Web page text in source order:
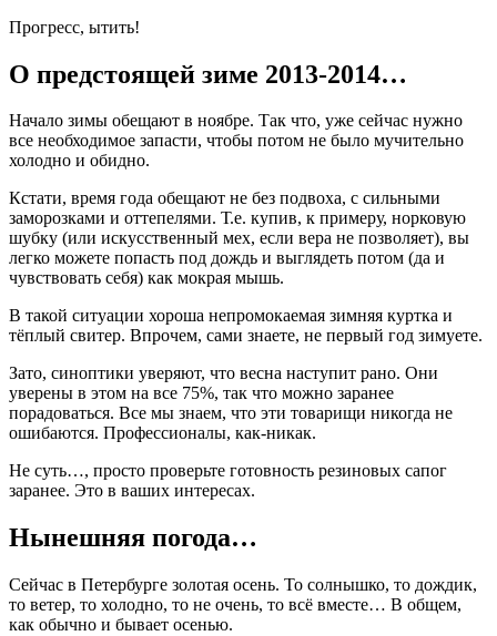
Прогресс, ытить!
О предстоящей зиме 2013-2014…
Начало зимы обещают в ноябре. Так что, уже сейчас нужно
все необходимое запасти, чтобы потом не было мучительно
холодно и обидно.
Кстати, время года обещают не без подвоха, с сильными
заморозками и оттепелями. Т.е. купив, к примеру, норковую
шубку (или искусственный мех, если вера не позволяет), вы
легко можете попасть под дождь и выглядеть потом (да и
чувствовать себя) как мокрая мышь.
В такой ситуации хороша непромокаемая зимняя куртка и
тёплый свитер. Впрочем, сами знаете, не первый год зимуете.
Зато, синоптики уверяют, что весна наступит рано. Они
уверены в этом на все 75%, так что можно заранее
порадоваться. Все мы знаем, что эти товарищи никогда не
ошибаются. Профессионалы, как-никак.
Не суть…, просто проверьте готовность резиновых сапог
заранее. Это в ваших интересах.
Нынешняя погода…
Сейчас в Петербурге золотая осень. То солнышко, то дождик,
то ветер, то холодно, то не очень, то всё вместе… В общем,
как обычно и бывает осенью.